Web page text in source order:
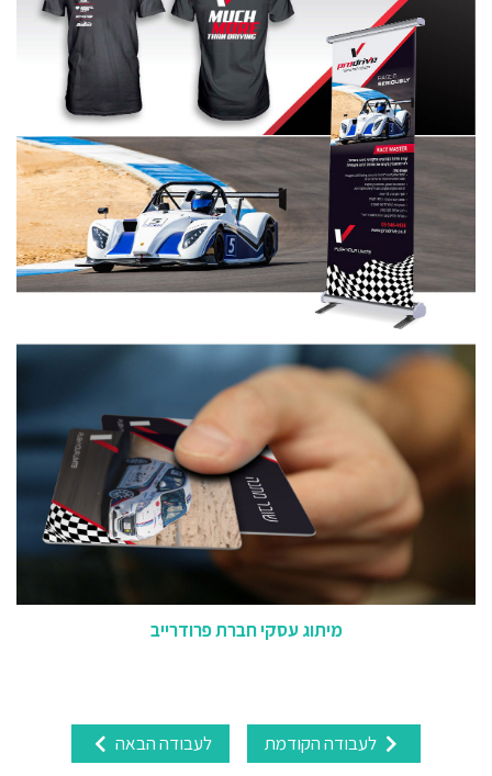
מיתוג עסקי חברת פרודרייב
לעבודה הבאה